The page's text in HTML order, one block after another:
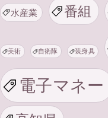
水産業 番組
美術 自衛隊 装身具
電子マネー